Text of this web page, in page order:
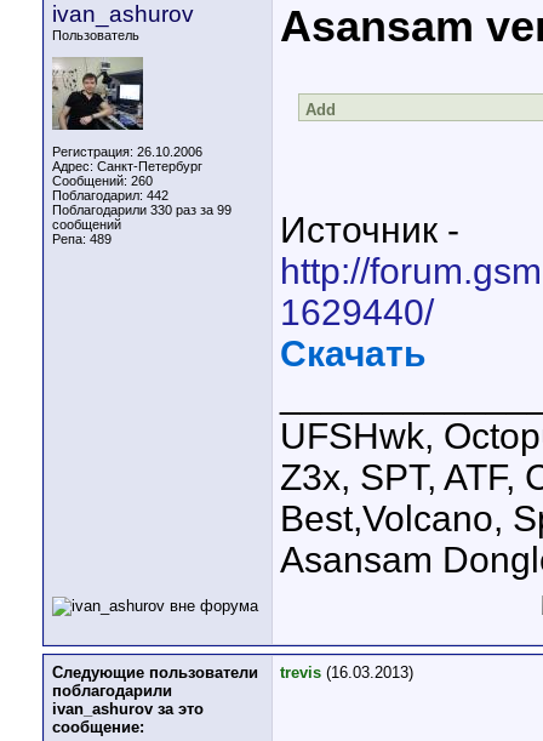
ivan_ashurov
Пользователь
Регистрация: 26.10.2006
Адрес: Санкт-Петербург
Сообщений: 260
Поблагодарил: 442
Поблагодарили 330 раз за 99
сообщений
Репа: 489
Asansam
Add
Источник -
http://
1629440/
Скачать
UFSHwk,
Z3x, SPT, ATF,
Best,Volcano,
Asansam
Следующие пользователи
поблагодарили
ivan_ashurov за это
сообщение:
trevis (16.03.2013)